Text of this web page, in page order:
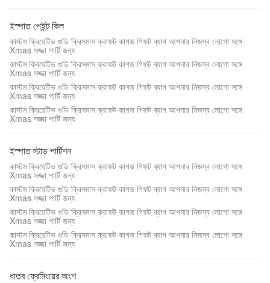
ইস্পাত পেইন্ট কিল
কাস্টম ক্রিয়েটিভ গুডি ক্রিসমাস ক্রাফট কাগজ গিফট ব্যাগ আপনার নিজস্ব লোগো সঙ্গে
Xmas সজ্জা পার্টি জন্য
কাস্টম ক্রিয়েটিভ গুডি ক্রিসমাস ক্রাফট কাগজ গিফট ব্যাগ আপনার নিজস্ব লোগো সঙ্গে
Xmas সজ্জা পার্টি জন্য
কাস্টম ক্রিয়েটিভ গুডি ক্রিসমাস ক্রাফট কাগজ গিফট ব্যাগ আপনার নিজস্ব লোগো সঙ্গে
Xmas সজ্জা পার্টি জন্য
কাস্টম ক্রিয়েটিভ গুডি ক্রিসমাস ক্রাফট কাগজ গিফট ব্যাগ আপনার নিজস্ব লোগো সঙ্গে
Xmas সজ্জা পার্টি জন্য
ইস্পাত স্টাড পার্টিশন
কাস্টম ক্রিয়েটিভ গুডি ক্রিসমাস ক্রাফট কাগজ গিফট ব্যাগ আপনার নিজস্ব লোগো সঙ্গে
Xmas সজ্জা পার্টি জন্য
কাস্টম ক্রিয়েটিভ গুডি ক্রিসমাস ক্রাফট কাগজ গিফট ব্যাগ আপনার নিজস্ব লোগো সঙ্গে
Xmas সজ্জা পার্টি জন্য
কাস্টম ক্রিয়েটিভ গুডি ক্রিসমাস ক্রাফট কাগজ গিফট ব্যাগ আপনার নিজস্ব লোগো সঙ্গে
Xmas সজ্জা পার্টি জন্য
কাস্টম ক্রিয়েটিভ গুডি ক্রিসমাস ক্রাফট কাগজ গিফট ব্যাগ আপনার নিজস্ব লোগো সঙ্গে
Xmas সজ্জা পার্টি জন্য
ধাতব ফ্রেমিংয়ের অংশ